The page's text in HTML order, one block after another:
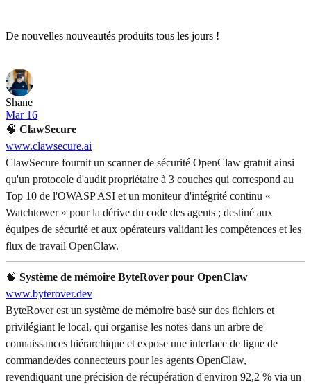
De nouvelles nouveautés produits tous les jours !
Shane
Mar 16
🧠 ClawSecure
www.clawsecure.ai
ClawSecure fournit un scanner de sécurité OpenClaw gratuit ainsi
qu'un protocole d'audit propriétaire à 3 couches qui correspond au
Top 10 de l'OWASP ASI et un moniteur d'intégrité continu «
Watchtower » pour la dérive du code des agents ; destiné aux
équipes de sécurité et aux opérateurs validant les compétences et les
flux de travail OpenClaw.
🧠 Système de mémoire ByteRover pour OpenClaw
www.byterover.dev
ByteRover est un système de mémoire basé sur des fichiers et
privilégiant le local, qui organise les notes dans un arbre de
connaissances hiérarchique et expose une interface de ligne de
commande/des connecteurs pour les agents OpenClaw,
revendiquant une précision de récupération d'environ 92,2 % via un